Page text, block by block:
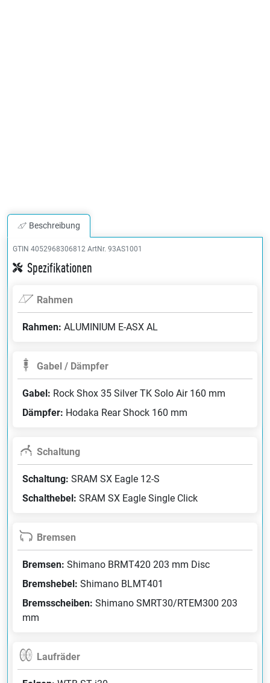
Beschreibung
GTIN 4052968306812 ArtNr. 93AS1001
Spezifikationen
Rahmen
Rahmen: ALUMINIUM E-ASX AL
Gabel / Dämpfer
Gabel: Rock Shox 35 Silver TK Solo Air 160 mm
Dämpfer: Hodaka Rear Shock 160 mm
Schaltung
Schaltung: SRAM SX Eagle 12-S
Schalthebel: SRAM SX Eagle Single Click
Bremsen
Bremsen: Shimano BRMT420 203 mm Disc
Bremshebel: Shimano BLMT401
Bremsscheiben: Shimano SMRT30/RTEM300 203
mm
Laufräder